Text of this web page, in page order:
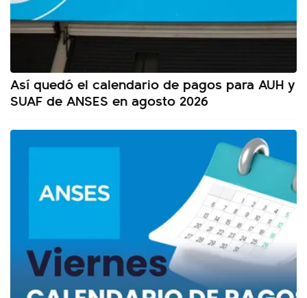
Así quedó el calendario de pagos para AUH y
SUAF de ANSES en agosto 2026